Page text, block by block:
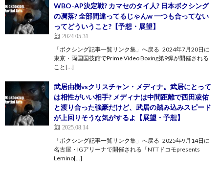
WBO-AP決定戦? カマセのタイ人? 日本ボクシング
の凋落? 全部間違ってるじゃんw 一つも合ってない
ってどういうこと?【予想・展望】
2024.05.31
「ボクシング記事一覧リンク集」へ戻る 2024年7月20日に
東京・両国国技館でPrime Video Boxing第9弾が開催される
こと[…]
武居由樹vsクリスチャン・メディナ。武居にとって
は相性がいい相手? メディナは中間距離で西田凌佑
と渡り合った強豪だけど、武居の踏み込みスピード
が上回りそうな気がするよ【展望・予想】
2025.08.14
「ボクシング記事一覧リンク集」へ戻る 2025年9月14日に
名古屋・IGアリーナで開催される「NTTドコモpresents
Lemino[…]